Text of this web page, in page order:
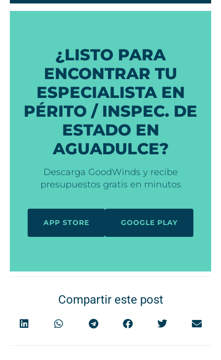
¿LISTO PARA
ENCONTRAR TU
ESPECIALISTA EN
PÉRITO / INSPEC. DE
ESTADO EN
AGUADULCE?
Descarga GoodWinds y recibe
presupuestos gratis en minutos
APP STORE GOOGLE PLAY
Compartir este post